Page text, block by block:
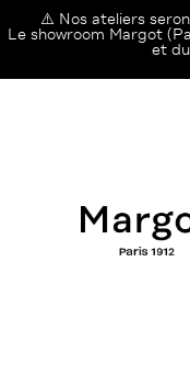
⚠️ Nos ateliers
Le showroom Margot
et du